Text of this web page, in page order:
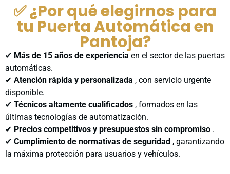
✅ ¿Por qué elegirnos para
tu Puerta Automática en
Pantoja?
✔ Más de 15 años de experiencia en el sector de las puertas
automáticas.
✔ Atención rápida y personalizada , con servicio urgente
disponible.
✔ Técnicos altamente cualificados , formados en las
últimas tecnologías de automatización.
✔ Precios competitivos y presupuestos sin compromiso .
✔ Cumplimiento de normativas de seguridad , garantizando
la máxima protección para usuarios y vehículos.